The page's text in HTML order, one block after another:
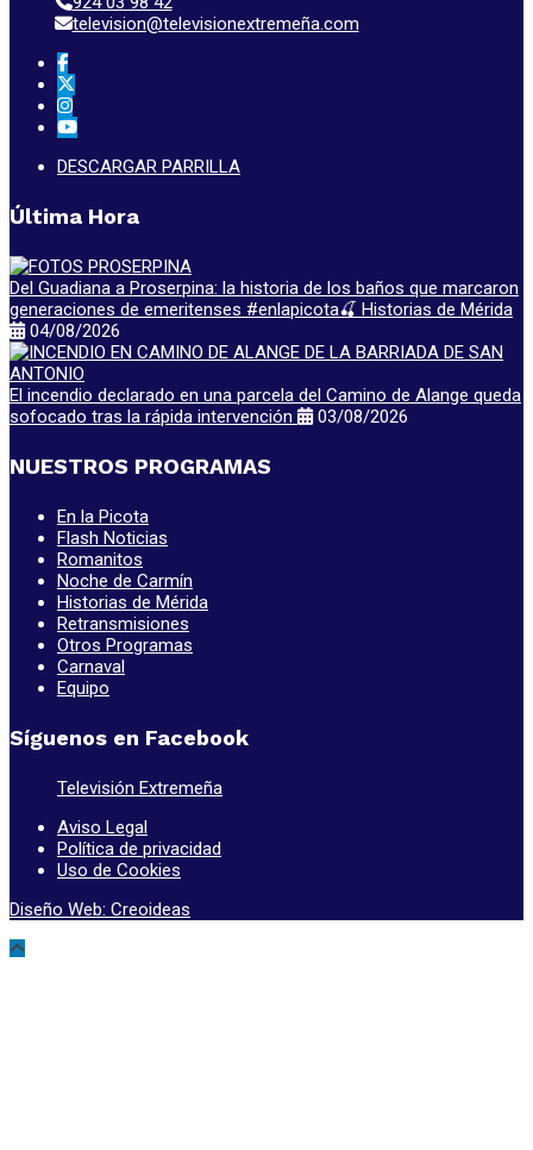
television@televisionextremeña.com
DESCARGAR PARRILLA
Última Hora
Del Guadiana a Proserpina: la historia de los baños que marcaron
generaciones de emeritenses #enlapicota🍒 Historias de Mérida
04/08/2026
El incendio declarado en una parcela del Camino de Alange queda
sofocado tras la rápida intervención
03/08/2026
NUESTROS PROGRAMAS
En la Picota
Flash Noticias
Romanitos
Noche de Carmín
Historias de Mérida
Retransmisiones
Otros Programas
Carnaval
Equipo
Síguenos en Facebook
Televisión Extremeña
Aviso Legal
Política de privacidad
Uso de Cookies
Diseño Web: Creoideas